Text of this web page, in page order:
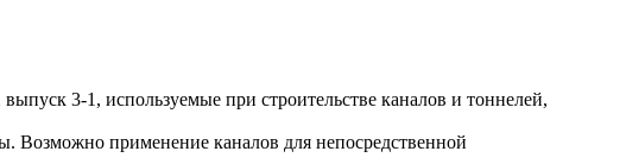
3-1, используемые при строительстве каналов и тоннелей,
Возможно применение каналов для непосредственной